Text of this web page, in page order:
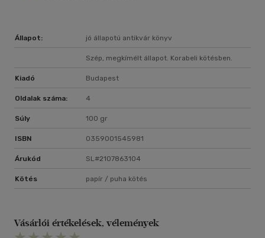
Állapot: jó állapotú antikvár könyv
Szép, megkímélt állapot. Korabeli kötésben.
Kiadó Budapest
Oldalak száma: 4
Súly 100 gr
ISBN 0359001545981
Árukód SL#2107863104
Kötés papír / puha kötés
Vásárlói értékelések, vélemények